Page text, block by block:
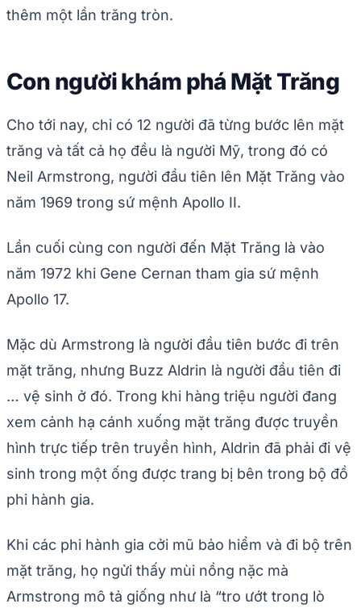
thêm một lần trăng tròn.
Con người khám phá Mặt Trăng
Cho tới nay, chỉ có 12 người đã từng bước lên mặt
trăng và tất cả họ đều là người Mỹ, trong đó có
Neil Armstrong, người đầu tiên lên Mặt Trăng vào
năm 1969 trong sứ mệnh Apollo II.
Lần cuối cùng con người đến Mặt Trăng là vào
năm 1972 khi Gene Cernan tham gia sứ mệnh
Apollo 17.
Mặc dù Armstrong là người đầu tiên bước đi trên
mặt trăng, nhưng Buzz Aldrin là người đầu tiên đi
… vệ sinh ở đó. Trong khi hàng triệu người đang
xem cảnh hạ cánh xuống mặt trăng được truyền
hình trực tiếp trên truyền hình, Aldrin đã phải đi vệ
sinh trong một ống được trang bị bên trong bộ đồ
phi hành gia.
Khi các phi hành gia cởi mũ bảo hiểm và đi bộ trên
mặt trăng, họ ngửi thấy mùi nồng nặc mà
Armstrong mô tả giống như là “tro ướt trong lò